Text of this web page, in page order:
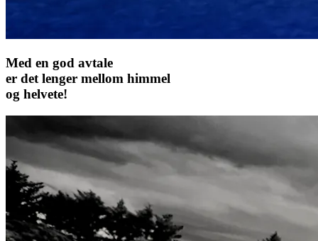
Med en god avtale
er det lenger mellom himmel
og helvete!